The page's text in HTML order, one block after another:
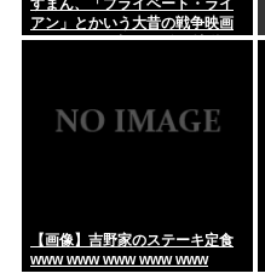
アン」とかいう大昔の戦争映画
見てみたら最初の30分で地獄な
【画像】吉野家のステーキ定食
www www www www www